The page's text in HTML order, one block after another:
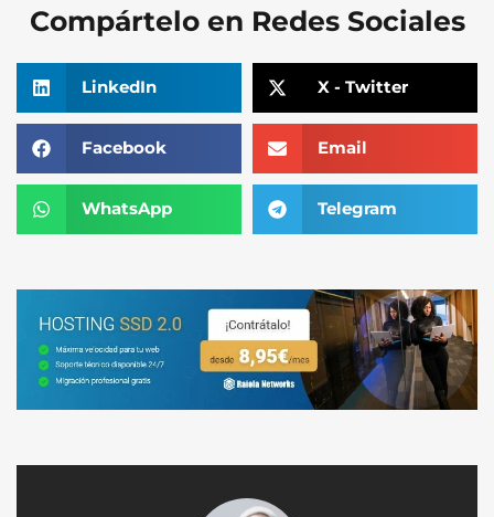
Compártelo en Redes Sociales
LinkedIn X - Twitter
Facebook Email
WhatsApp Telegram